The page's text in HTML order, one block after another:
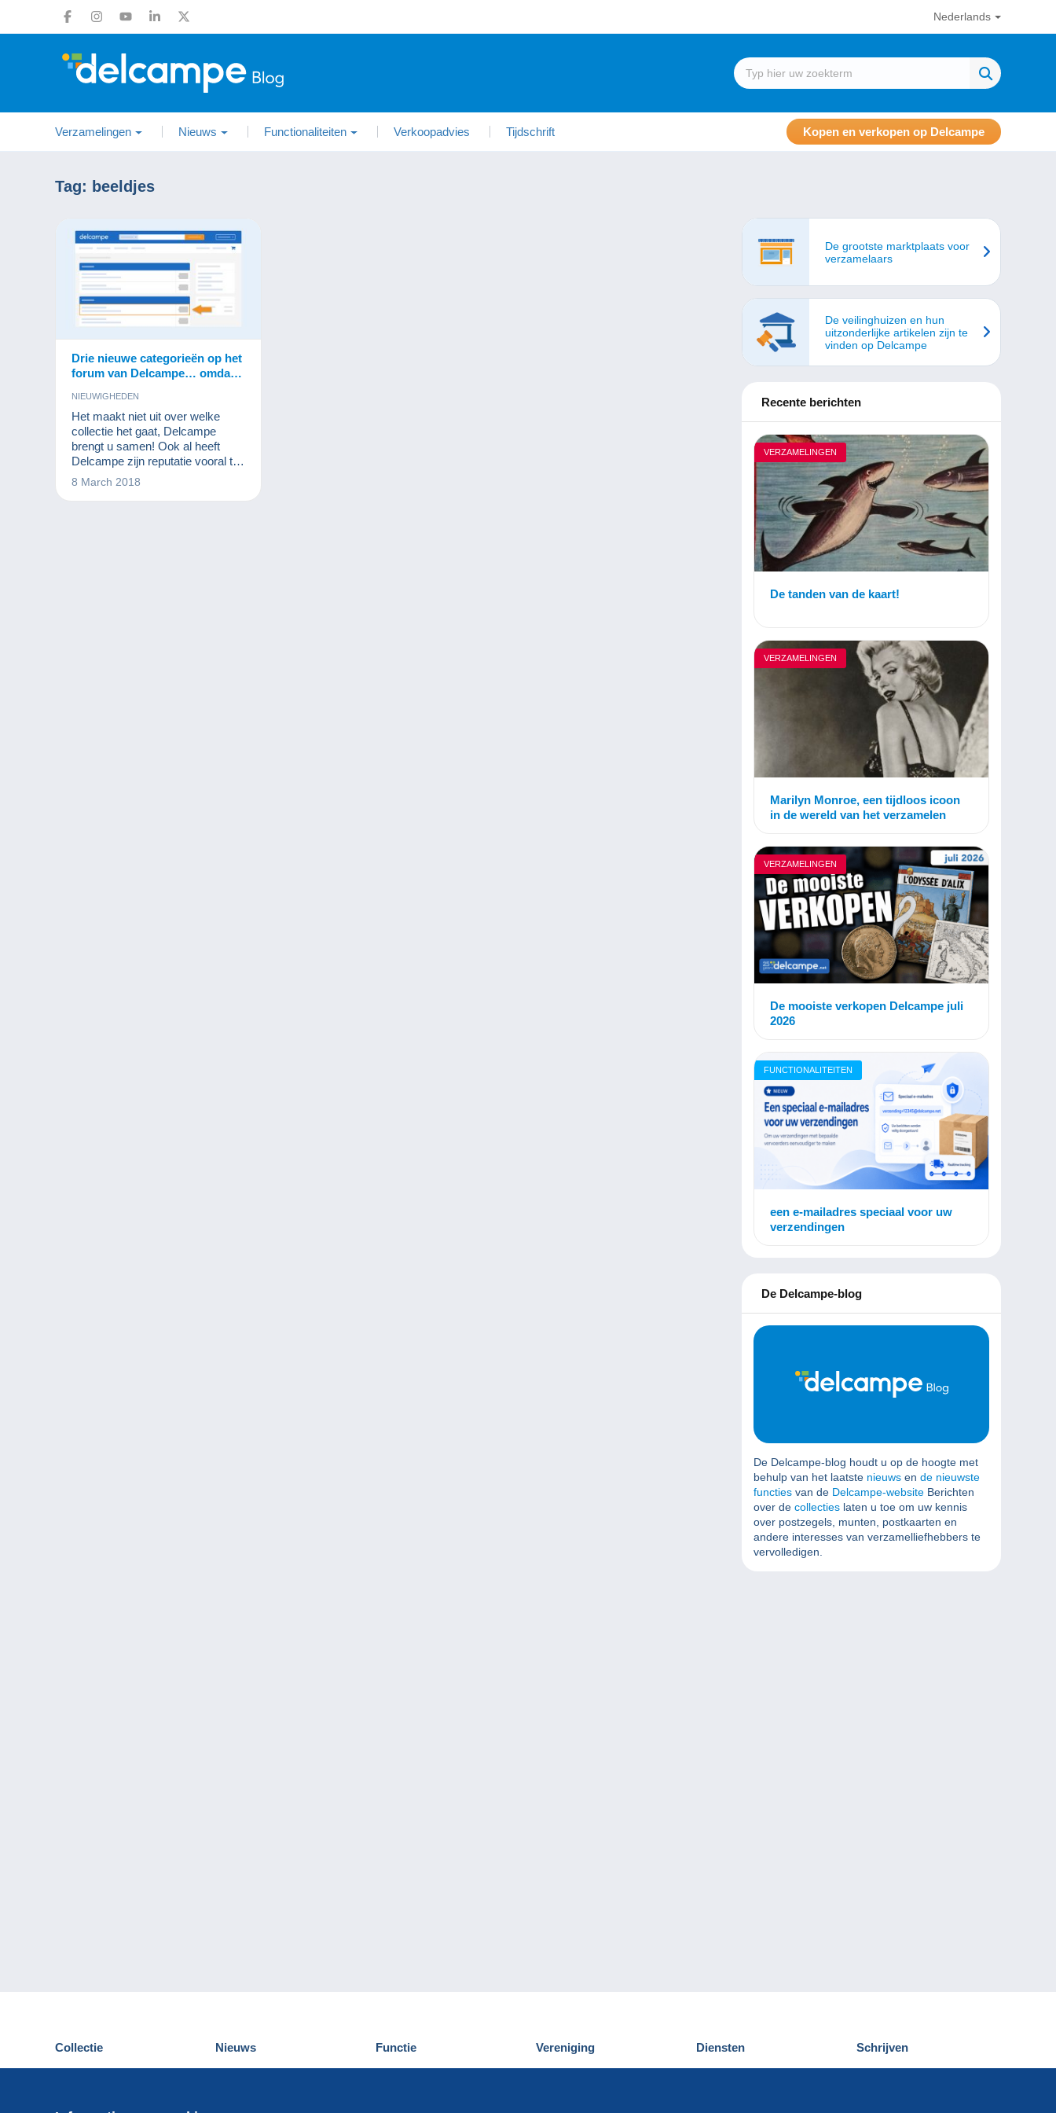
Nederlands
Verzamelingen Nieuws Functionaliteiten Verkoopadvies Tijdschrift Kopen en verkopen op Delcampe
Tag: beeldjes
Drie nieuwe categorieën op het
forum van Delcampe… omdat
NIEUWIGHEDEN
Het maakt niet uit over welke
collectie het gaat, Delcampe
brengt u samen! Ook al heeft
Delcampe zijn reputatie vooral te
danken aan postzegels, munten
8 March 2018
De grootste marktplaats voor
verzamelaars
De veilinghuizen en hun
uitzonderlijke artikelen zijn te
vinden op Delcampe
Recente berichten
VERZAMELINGEN
De tanden van de kaart!
VERZAMELINGEN
Marilyn Monroe, een tijdloos icoon
in de wereld van het verzamelen
VERZAMELINGEN
De mooiste verkopen Delcampe juli
2026
FUNCTIONALITEITEN
een e-mailadres speciaal voor uw
verzendingen
De Delcampe-blog
De Delcampe-blog houdt u op de hoogte met
behulp van het laatste nieuws en de nieuwste
functies van de Delcampe-website Berichten
over de collecties laten u toe om uw kennis
over postzegels, munten, postkaarten en
andere interesses van verzamelliefhebbers te
vervolledigen.
Collectie
Postkaarten
Nieuws
Delcampe Evenementen
Functie
Nieuwigheden
Vereniging
Wie zijn wij
Diensten
Delcampe ontdekken
Schrijven